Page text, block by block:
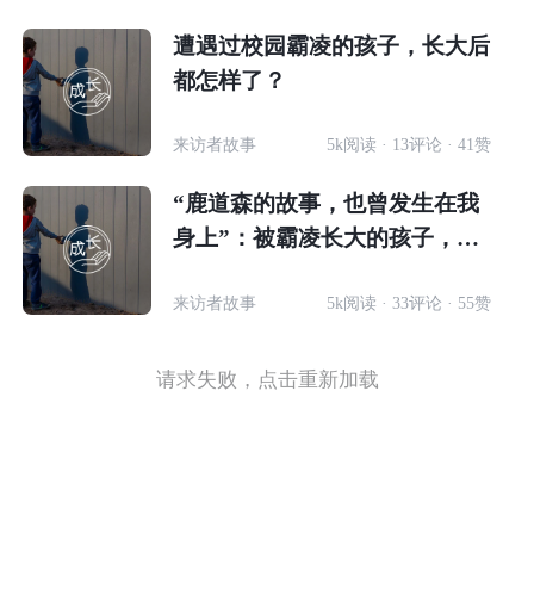
遭遇过校园霸凌的孩子，长大后
都怎样了？
来访者故事 5k阅读 · 13评论 · 41赞
“鹿道森的故事，也曾发生在我
身上”：被霸凌长大的孩子，该
来访者故事 5k阅读 · 33评论 · 55赞
请求失败，点击重新加载